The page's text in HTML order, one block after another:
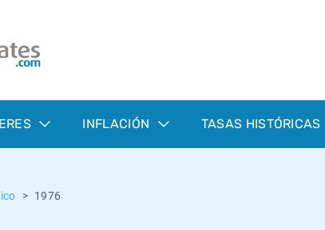
INFLACIÓN TASAS HISTÓRICAS
1976